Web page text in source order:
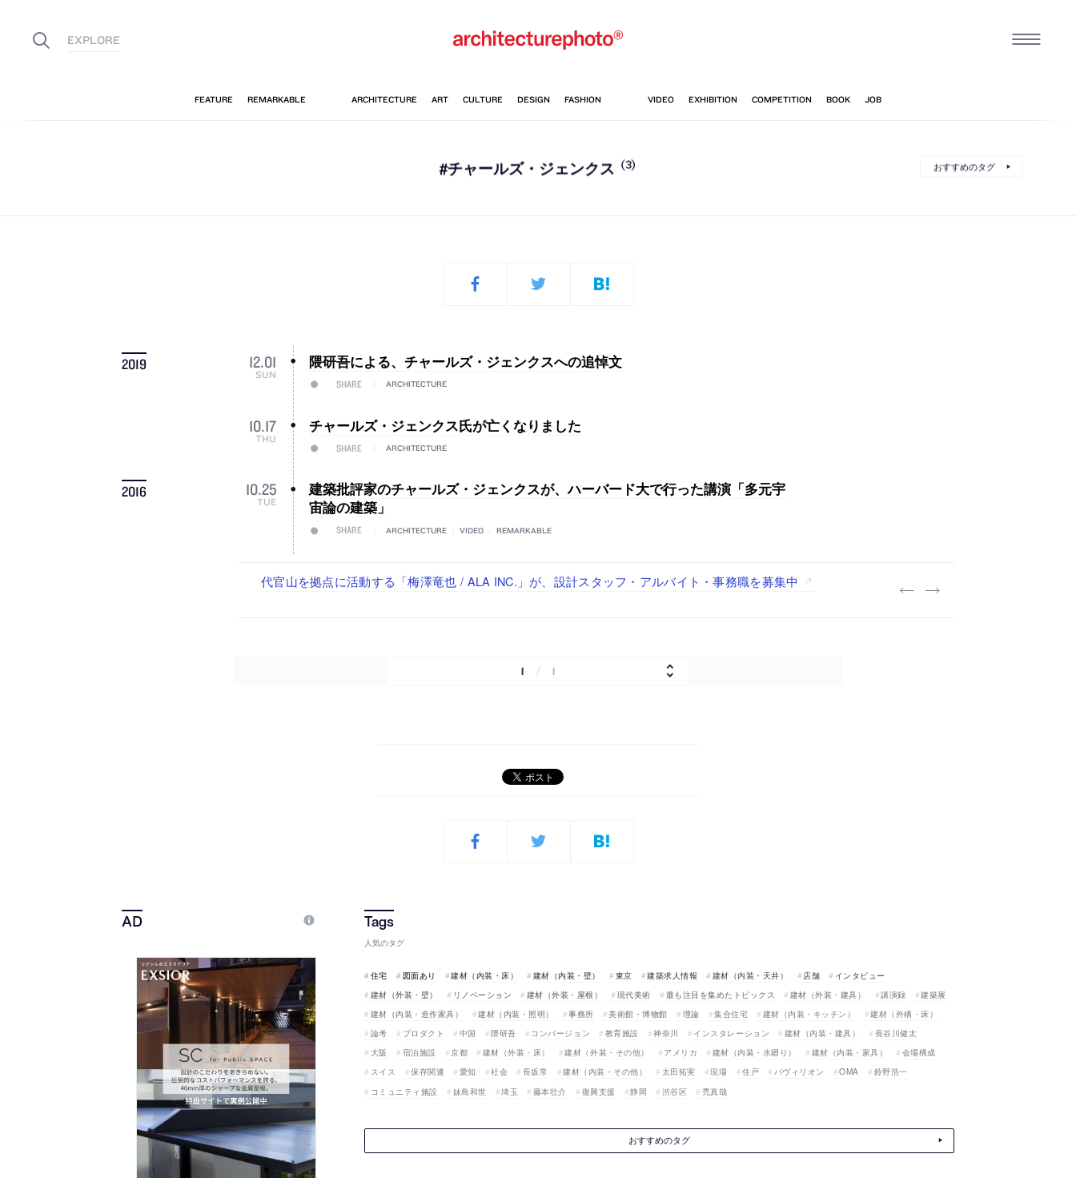
#チャールズ・ジェンクス (3) おすすめのタグ
2019 12.01
SUN
隈研吾による、チャールズ・ジェンクスへの追悼文
SHARE ARCHITECTURE
10.17
THU
チャールズ・ジェンクス氏が亡くなりました
SHARE ARCHITECTURE
2016 10.25
TUE
建築批評家のチャールズ・ジェンクスが、ハーバード大で行った講演「多元宇
宙論の建築」
SHARE ARCHITECTURE VIDEO REMARKABLE
古民家を軸に全国で“価値循環の仕組み”を作り、リモートワーク主体の働き方を実践する「株式会社つぎと」が、
リノベる株式会社が、設計パートナー (業務委託) を募集中
社会への影響力のある建築を手掛け、スタッフ同士で助け合う環境づくりも行う「E.A.S.T.architects」が、設計
代官山を拠点に活動する「梅澤竜也 / ALA INC.」が、設計スタッフ・アルバイト・事務職を募集中
住宅や共同住宅などを手掛け、“合理的でシンプルなデザイン”を志向する「PANDA：山本浩三建築設計事務所」
1 / 1
人気のタグ
住宅 図面あり 建材（内装・床） 建材（内装・壁） 東京 建築求人情報 建材（内装・天井） 店舗
インタビュー
建材（外装・壁）
リノベーション 建材（外装・屋根） 現代美術 最も注目を集めたトピックス 建材（外装・建具） 講演録
建築展
建材（内装・造作家具）
建材（内装・照明） 事務所 美術館・博物館 理論 集合住宅 建材（内装・キッチン）
建材（外構・床）
論考
プロダクト 中国 隈研吾 コンバージョン 教育施設 神奈川 インスタレーション 建材（内装・建具）
長谷川健太
大阪
宿泊施設 京都 建材（外装・床） 建材（外装・その他） アメリカ 建材（内装・水廻り） 建材（内装・家具）
会場構成
スイス
保存関連 愛知 社会 長坂常 建材（内装・その他） 太田拓実 現場 住戸 パヴィリオン OMA
鈴野浩一
コミュニティ施設
妹島和世 埼玉 藤本壮介 復興支援 静岡 渋谷区 禿真哉
おすすめのタグ